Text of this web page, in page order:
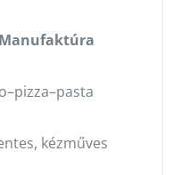
kézműves